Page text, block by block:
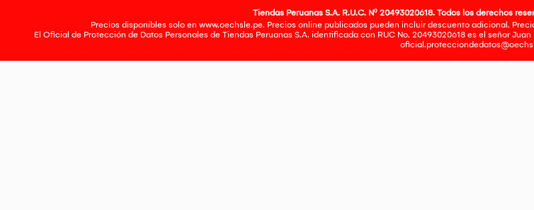
Tiendas Peruanas S.A. R.U.C. Nº 20493020618. Todos los derechos
Precios disponibles solo en www.oechsle.pe. Precios online publicados pueden incluir descuento adicional.
El Oficial de Protección de Datos Personales de Tiendas Peruanas S.A. identificada con RUC No. 20493020618 es el señor